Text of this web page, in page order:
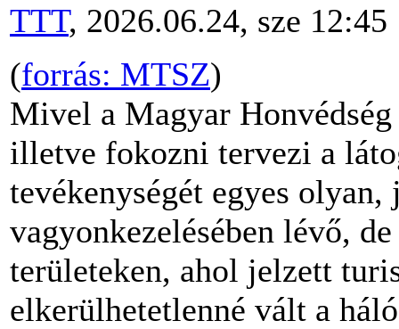
TTT, 2026.06.24, sze 12:45
(forrás: MTSZ)
Mivel a Magyar
illetve fokozni tervezi a
tevékenységét egyes
vagyonkezelésében lévő,
területeken, ahol jelzett
elkerülhetetlenné vált a